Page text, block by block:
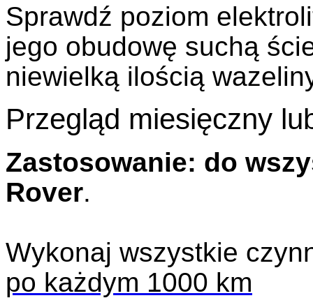
Sprawdź poziom
jego obudowę suchą
niewielką ilością
Przegląd miesięczny
Zastosowanie: do
Rover.
Wykonaj wszystkie
po każdym 1000 km